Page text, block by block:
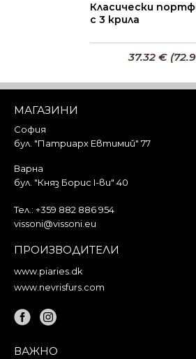
Класически
с 3 крила
37.32 €
МАГАЗИНИ
София
бул. "Патриарх Евтимий" 77
Варна
бул. "Княз Борис I-ви" 40
Тел.: +359 882 886 954
vissoni@vissoni.eu
ПРОИЗВОДИТЕЛИ
www.piaries.dk
www.nevrisfurs.com
ВАЖНО